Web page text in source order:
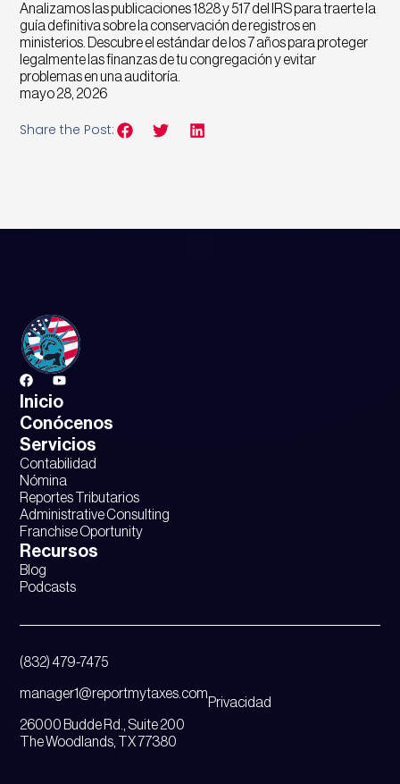
Analizamos las publicaciones 1828 y 517 del IRS para traerte la
guía definitiva sobre la conservación de registros en
ministerios. Descubre el estándar de los 7 años para proteger
legalmente las finanzas de tu congregación y evitar
problemas en una auditoría.
mayo 28, 2026
Share the Post:
Inicio
Conócenos
Servicios
Contabilidad
Nómina
Reportes Tributarios
Administrative Consulting
Franchise Oportunity
Recursos
Blog
Podcasts
(832) 479-7475
manager1@reportmytaxes.com
26000 Budde Rd., Suite 200
The Woodlands, TX 77380
Privacidad